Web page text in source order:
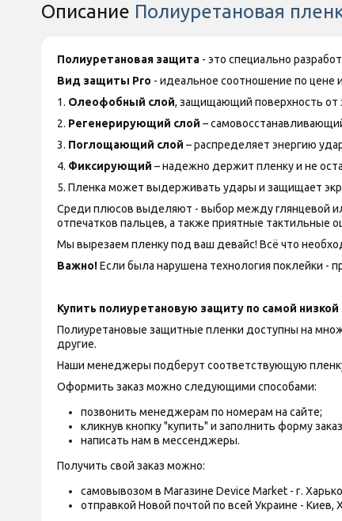
Описание Полиуретановая
Полиуретановая защита - это специально
Вид защиты Pro - идеальное соотношение по цене
1. Олеофобный слой, защищающий поверхность от
2. Регенерирующий слой –
3. Поглощающий слой – распределяет энергию
4. Фиксирующий – надежно держит пленку и не
5. Пленка может выдерживать удары и защищает
Среди плюсов выделяют - выбор между глянцевой
отпечатков пальцев, а также приятные тактильные
Мы вырезаем пленку под ваш девайс! Всё что
Важно!Если была нарушена технология поклейки -
Купить полиуретановую защиту по самой низкой
Полиуретановые защитные пленки доступны на
другие.
Наши менеджеры подберут соответствующую
Оформить заказ можно следующими способами:
позвонить менеджерам по номерам на сайте;
кликнув кнопку "купить" и заполнить форму
написать нам в мессенджеры.
Получить свой заказ можно:
самовывозом в Магазине Device Market - г.
отправкой Новой почтой по всей Украине -